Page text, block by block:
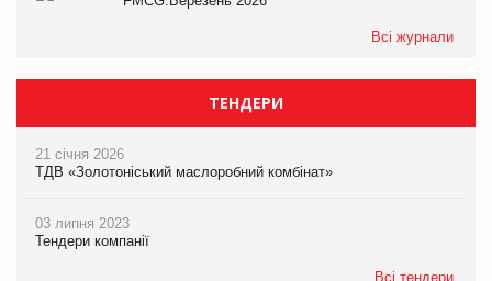
Всі журнали
ТЕНДЕРИ
21 січня 2026
ТДВ «Золотоніський маслоробний комбінат»
03 липня 2023
Тендери компанії
Всі тендери